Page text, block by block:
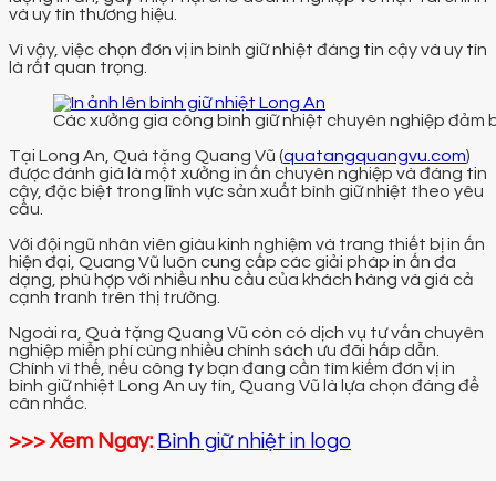
và uy tín thương hiệu.
Vì vậy, việc chọn đơn vị in bình giữ nhiệt đáng tin cậy và uy tín
là rất quan trọng.
Các xưởng gia công bình giữ nhiệt chuyên nghiệp đảm
Tại Long An, Quà tặng Quang Vũ (quatangquangvu.com)
được đánh giá là một xưởng in ấn chuyên nghiệp và đáng tin
cậy, đặc biệt trong lĩnh vực sản xuất bình giữ nhiệt theo yêu
cầu.
Với đội ngũ nhân viên giàu kinh nghiệm và trang thiết bị in ấn
hiện đại, Quang Vũ luôn cung cấp các giải pháp in ấn đa
dạng, phù hợp với nhiều nhu cầu của khách hàng và giá cả
cạnh tranh trên thị trường.
Ngoài ra, Quà tặng Quang Vũ còn có dịch vụ tư vấn chuyên
nghiệp miễn phí cùng nhiều chính sách ưu đãi hấp dẫn.
Chính vì thế, nếu công ty bạn đang cần tìm kiếm đơn vị in
bình giữ nhiệt Long An uy tín, Quang Vũ là lựa chọn đáng để
cân nhắc.
>>> Xem Ngay: Bình giữ nhiệt in logo